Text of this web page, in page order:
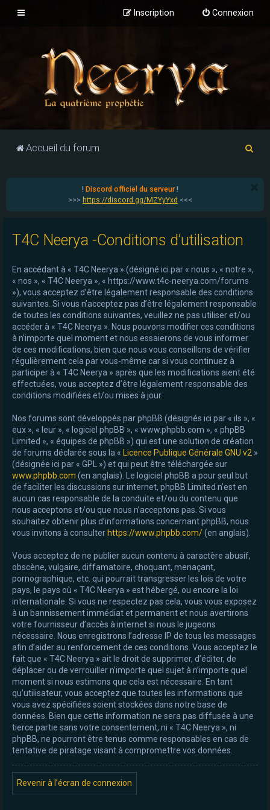
Connexion
Inscription
Accueil du forum
r
! Discord officiel du serveur!
>>> https://discord.gg/MZYyYxd <<<
T4C Neerya -Conditions d’utilisation
En accédant à « T4C Neerya » (désigné ici par « nous », « notre »,
« nos », « T4C Neerya », « https://www.t4c-neerya.com/forums
»), vous acceptez d’être légalement responsable des conditions
suivantes. Si vous n’acceptez pas d’être légalement responsable
de toutes les conditions suivantes, veuillez ne pas utiliser et/ou
accéder à « T4C Neerya ». Nous pouvons modifier ces conditions
à n’importe quel moment et nous essaierons de vous informer
de ces modifications, bien que nous vous conseillons de vérifier
régulièrement cela par vous-même car si vous continuez à
participer à « T4C Neerya » après que les modifications aient été
effectuées, vous acceptez d’être légalement responsable des
conditions modifiées et/ou mises à jour.
Nos forums sont développés par phpBB (désignés ici par « ils », «
eux », « leur », « logiciel phpBB », « www.phpbb.com », « phpBB
Limited », « équipes de phpBB ») qui est une solution de création
de forums déclarée sous la « Licence Publique Générale GNU v2 »
(désignée ici par « GPL ») et qui peut être téléchargée sur
www.phpbb.com (en anglais). Le logiciel phpBB a pour seul but
de faciliter les discussions sur internet, phpBB Limited n’est en
aucun cas responsable de la conduite et/ou du contenu que
nous acceptons et/ou que nous n’acceptons pas. Si vous
souhaitez obtenir plus d’informations concernant phpBB, nous
vous invitons à consulter https://www.phpbb.com/(en anglais).
Vous acceptez de ne publier aucun contenu à caractère abusif,
obscène, vulgaire, diffamatoire, choquant, menaçant,
pornographique, etc. qui pourrait transgresser les lois de votre
pays, le pays où « T4C Neerya » est hébergé, ou encore la loi
internationale. Si vous ne respectez pas cela, vous vous exposez
à un bannissement immédiat et permanent et nous avertirons
votre fournisseur d’accès à internet si nous le jugeons
nécessaire. Nous enregistrons l’adresse IP de tous les messages
afin d’aider au renforcement de ces conditions. Vous acceptez le
fait que « T4C Neerya » ait le droit de supprimer, d’éditer, de
déplacer ou de verrouiller n’importe quel sujet à n’importe quel
moment si nous estimons que cela est nécessaire. En tant
qu’utilisateur, vous acceptez que toutes les informations que
vous avez spécifiées soient stockées dans notre base de
données. Bien que cette information ne sera pas diffusée à une
tierce partie sans votre consentement, ni « T4C Neerya », ni
phpBB, ne pourront être tenus comme responsables en cas de
tentative de piratage visant à compromettre vos données.
Revenir à l’écran de connexion